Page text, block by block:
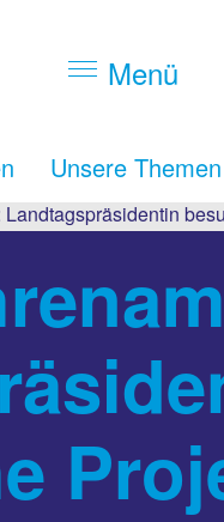
Menü
Unsere Themen
Landtagspräsidentin